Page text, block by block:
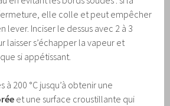
elle colle et peut empêcher
lever. Inciser le dessus avec 2 à 3
laisser s’échapper la vapeur et
si appétissant.
à 200 °C jusqu’à obtenir une
et une surface croustillante qui